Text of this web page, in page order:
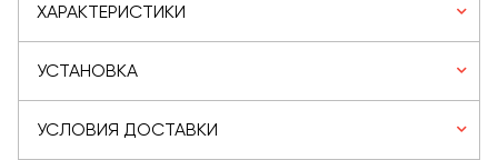
ХАРАКТЕРИСТИКИ
УСТАНОВКА
УСЛОВИЯ ДОСТАВКИ